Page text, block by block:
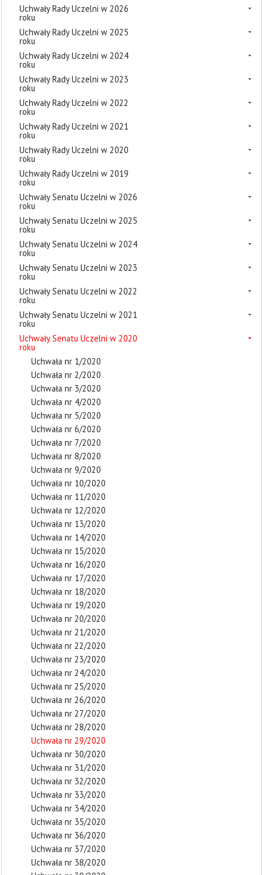
Uchwały Rady Uczelni w 2026
roku
Uchwały Rady Uczelni w 2025
roku
Uchwały Rady Uczelni w 2024
roku
Uchwały Rady Uczelni w 2023
roku
Uchwały Rady Uczelni w 2022
roku
Uchwały Rady Uczelni w 2021
roku
Uchwały Rady Uczelni w 2020
roku
Uchwały Rady Uczelni w 2019
roku
Uchwały Senatu Uczelni w 2026
roku
Uchwały Senatu Uczelni w 2025
roku
Uchwały Senatu Uczelni w 2024
roku
Uchwały Senatu Uczelni w 2023
roku
Uchwały Senatu Uczelni w 2022
roku
Uchwały Senatu Uczelni w 2021
roku
Uchwały Senatu Uczelni w 2020
roku
Uchwała nr 1/2020
Uchwała nr 2/2020
Uchwała nr 3/2020
Uchwała nr 4/2020
Uchwała nr 5/2020
Uchwała nr 6/2020
Uchwała nr 7/2020
Uchwała nr 8/2020
Uchwała nr 9/2020
Uchwała nr 10/2020
Uchwała nr 11/2020
Uchwała nr 12/2020
Uchwała nr 13/2020
Uchwała nr 14/2020
Uchwała nr 15/2020
Uchwała nr 16/2020
Uchwała nr 17/2020
Uchwała nr 18/2020
Uchwała nr 19/2020
Uchwała nr 20/2020
Uchwała nr 21/2020
Uchwała nr 22/2020
Uchwała nr 23/2020
Uchwała nr 24/2020
Uchwała nr 25/2020
Uchwała nr 26/2020
Uchwała nr 27/2020
Uchwała nr 28/2020
Uchwała nr 29/2020
Uchwała nr 30/2020
Uchwała nr 31/2020
Uchwała nr 32/2020
Uchwała nr 33/2020
Uchwała nr 34/2020
Uchwała nr 35/2020
Uchwała nr 36/2020
Uchwała nr 37/2020
Uchwała nr 38/2020